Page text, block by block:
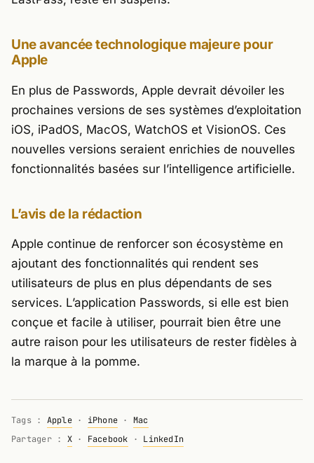
Une avancée technologique majeure pour
Apple
En plus de Passwords, Apple devrait dévoiler les
prochaines versions de ses systèmes d’exploitation
iOS, iPadOS, MacOS, WatchOS et VisionOS. Ces
nouvelles versions seraient enrichies de nouvelles
fonctionnalités basées sur l’intelligence artificielle.
L’avis de la rédaction
Apple continue de renforcer son écosystème en
ajoutant des fonctionnalités qui rendent ses
utilisateurs de plus en plus dépendants de ses
services. L’application Passwords, si elle est bien
conçue et facile à utiliser, pourrait bien être une
autre raison pour les utilisateurs de rester fidèles à
la marque à la pomme.
Tags : Apple· iPhone · Mac
Partager : X· Facebook · LinkedIn